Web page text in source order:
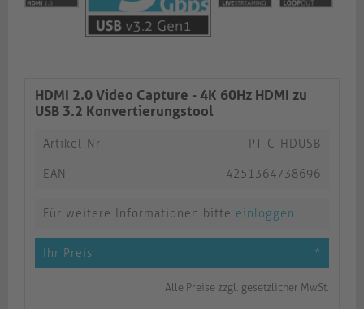
HDMI 2.0 Video Capture - 4K 60Hz HDMI zu
USB 3.2 Konvertierungstool
Artikel-Nr. PT-C-HDUSB
EAN 4251364738696
Für weitere Informationen bitte einloggen.
Ihr Preis *
Alle Preise zzgl. gesetzlicher MwSt.